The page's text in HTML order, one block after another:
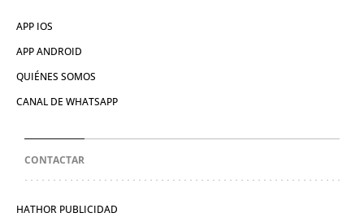
APP IOS
APP ANDROID
QUIÉNES SOMOS
CANAL DE WHATSAPP
CONTACTAR
HATHOR PUBLICIDAD